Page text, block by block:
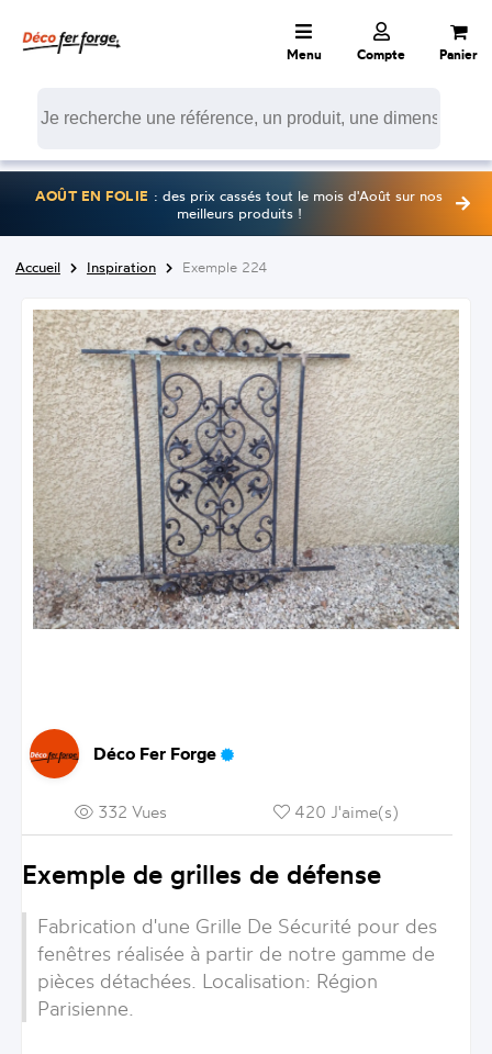
Menu Compte Panier
AOÛT EN FOLIE : des prix cassés tout le mois d'Août sur nos
meilleurs produits !
Accueil Inspiration Exemple 224
Déco Fer Forge
332 Vues 420 J'aime(s)
Exemple de grilles de défense
Fabrication d'une Grille De Sécurité pour des
fenêtres réalisée à partir de notre gamme de
pièces détachées. Localisation: Région
Parisienne